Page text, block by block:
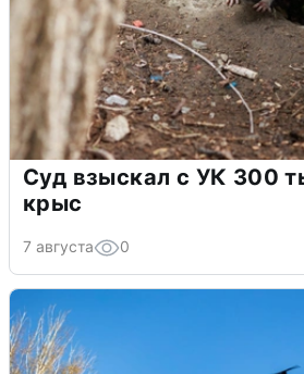
Суд взыскал с УК 300
крыс
7 августа 0